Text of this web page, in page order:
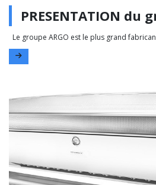
PRESENTATION du
Le groupe ARGO est le plus grand